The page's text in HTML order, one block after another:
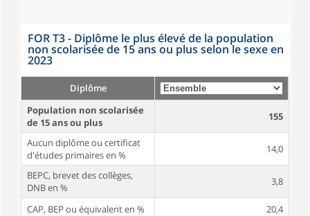
FOR T3 - Diplôme le plus élevé de la population
non scolarisée de 15 ans ou plus selon le sexe en
2023
Diplôme
Population non scolarisée
de 15 ans ou plus
155
Aucun diplôme ou certificat
d'études primaires en %
14,0
BEPC, brevet des collèges,
DNB en %
3,8
CAP, BEP ou équivalent en %
20,4